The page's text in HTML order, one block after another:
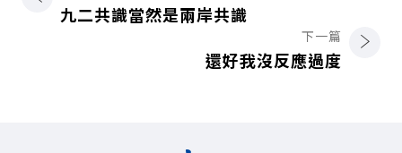
九二共識當然是兩岸共識
下一篇
還好我沒反應過度